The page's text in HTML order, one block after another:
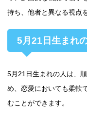
持ち、他者と異なる視点
5月21日生まれ
5月21日生まれの人は、
め、恋愛においても柔軟
むことができます。